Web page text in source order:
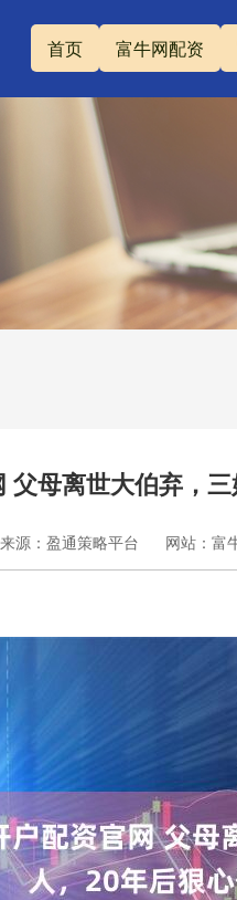
首页 富牛网配资
父母离世大伯弃，
来源：盈通策略平台 网站：富